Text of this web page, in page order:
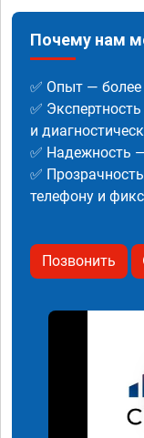
Почему нам
✅ Опыт — более
✅
и
✅ Надежность
✅
телефону и
Позвонить